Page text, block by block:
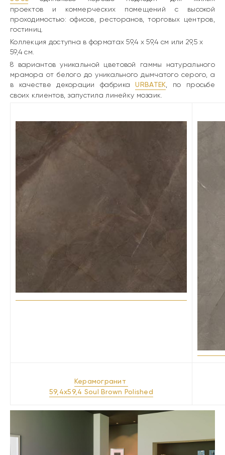
проектов и коммерческих помещений с высокой
проходимостью: офисов, ресторанов, торговых центров,
гостиниц.
Коллекция доступна в форматах 59,4 x 59,4 см или 29,5 x
59,4 см.
8 вариантов уникальной цветовой гаммы натурального
мрамора от белого до уникального дымчатого серого, а
в качестве декорации фабрикаURBATEK , по просьбе
своих клиентов, запустила линейку мозаик.
Керамогранит
59,4x59,4 Soul Brown Polished